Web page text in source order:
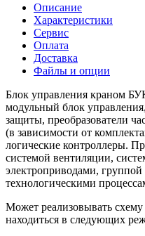
Описание
Характеристики
Сервис
Оплата
Доставка
Файлы и опции
Блок управления краном
модульный блок
защиты, преобразователи
(в зависимости от
логические контроллеры.
системой вентиляции,
электроприводами, группой
технологическими
Может реализовывать
находиться в следующих